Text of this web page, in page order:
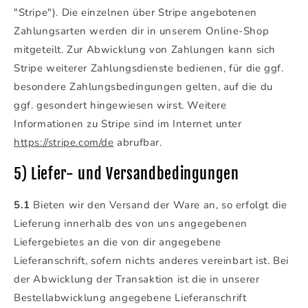
"Stripe"). Die einzelnen über Stripe angebotenen
Zahlungsarten werden dir in unserem Online-Shop
mitgeteilt. Zur Abwicklung von Zahlungen kann sich
Stripe weiterer Zahlungsdienste bedienen, für die ggf.
besondere Zahlungsbedingungen gelten, auf die du
ggf. gesondert hingewiesen wirst. Weitere
Informationen zu Stripe sind im Internet unter
https://stripe.com/de abrufbar.
5) Liefer- und Versandbedingungen
5.1 Bieten wir den Versand der Ware an, so erfolgt die
Lieferung innerhalb des von uns angegebenen
Liefergebietes an die von dir angegebene
Lieferanschrift, sofern nichts anderes vereinbart ist. Bei
der Abwicklung der Transaktion ist die in unserer
Bestellabwicklung angegebene Lieferanschrift